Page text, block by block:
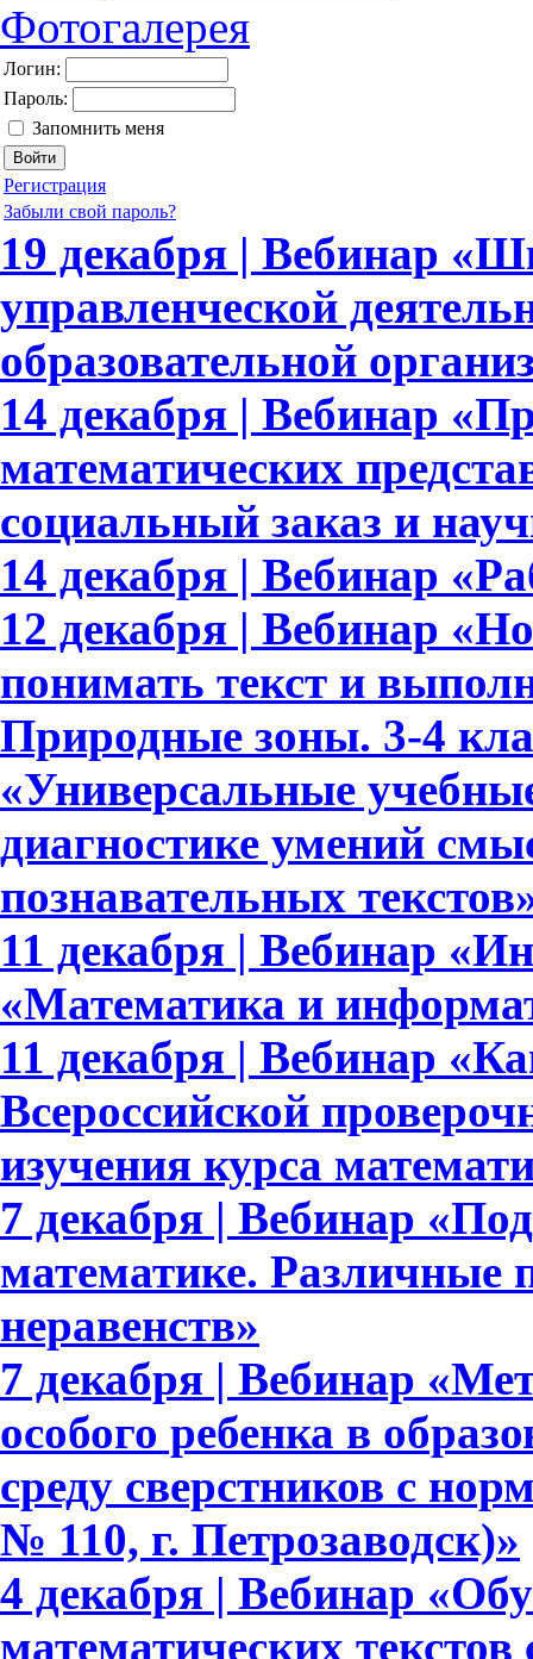
Фотогалерея
Логин:
Пароль:
Запомнить меня
Регистрация
Забыли свой пароль?
19 декабря | Вебинар
управленческой
образовательной
14 декабря | Вебинар
математических
социальный заказ и
14 декабря | Вебинар
12 декабря | Вебинар
понимать текст и
Природные зоны. 3-4
«Универсальные
диагностике умений
познавательных
11 декабря | Вебинар
«Математика и
11 декабря | Вебинар
Всероссийской
изучения курса
7 декабря | Вебинар
математике. Различные
неравенств»
7 декабря | Вебинар
особого ребенка в
среду сверстников с
№ 110, г. Петрозаводск)»
4 декабря | Вебинар
математических